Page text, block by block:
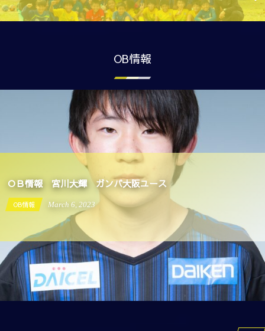
OB情報
OB情報 宮川大輝 ガンバ大阪ユース
OB情報 September 19 2022